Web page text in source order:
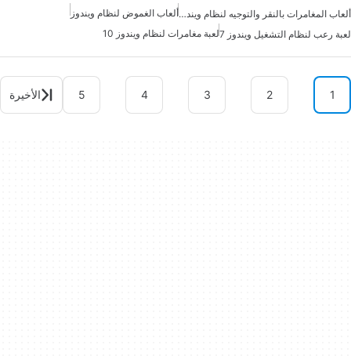
ألعاب المغامرات بالنقر والتوجيه لنظام ويندوزألعاب الغموض لنظام ويندوز
لعبة رعب لنظام التشغيل ويندوز 7
لعبة مغامرات لنظام ويندوز 10
1
2
3
4
5 الأخيرة